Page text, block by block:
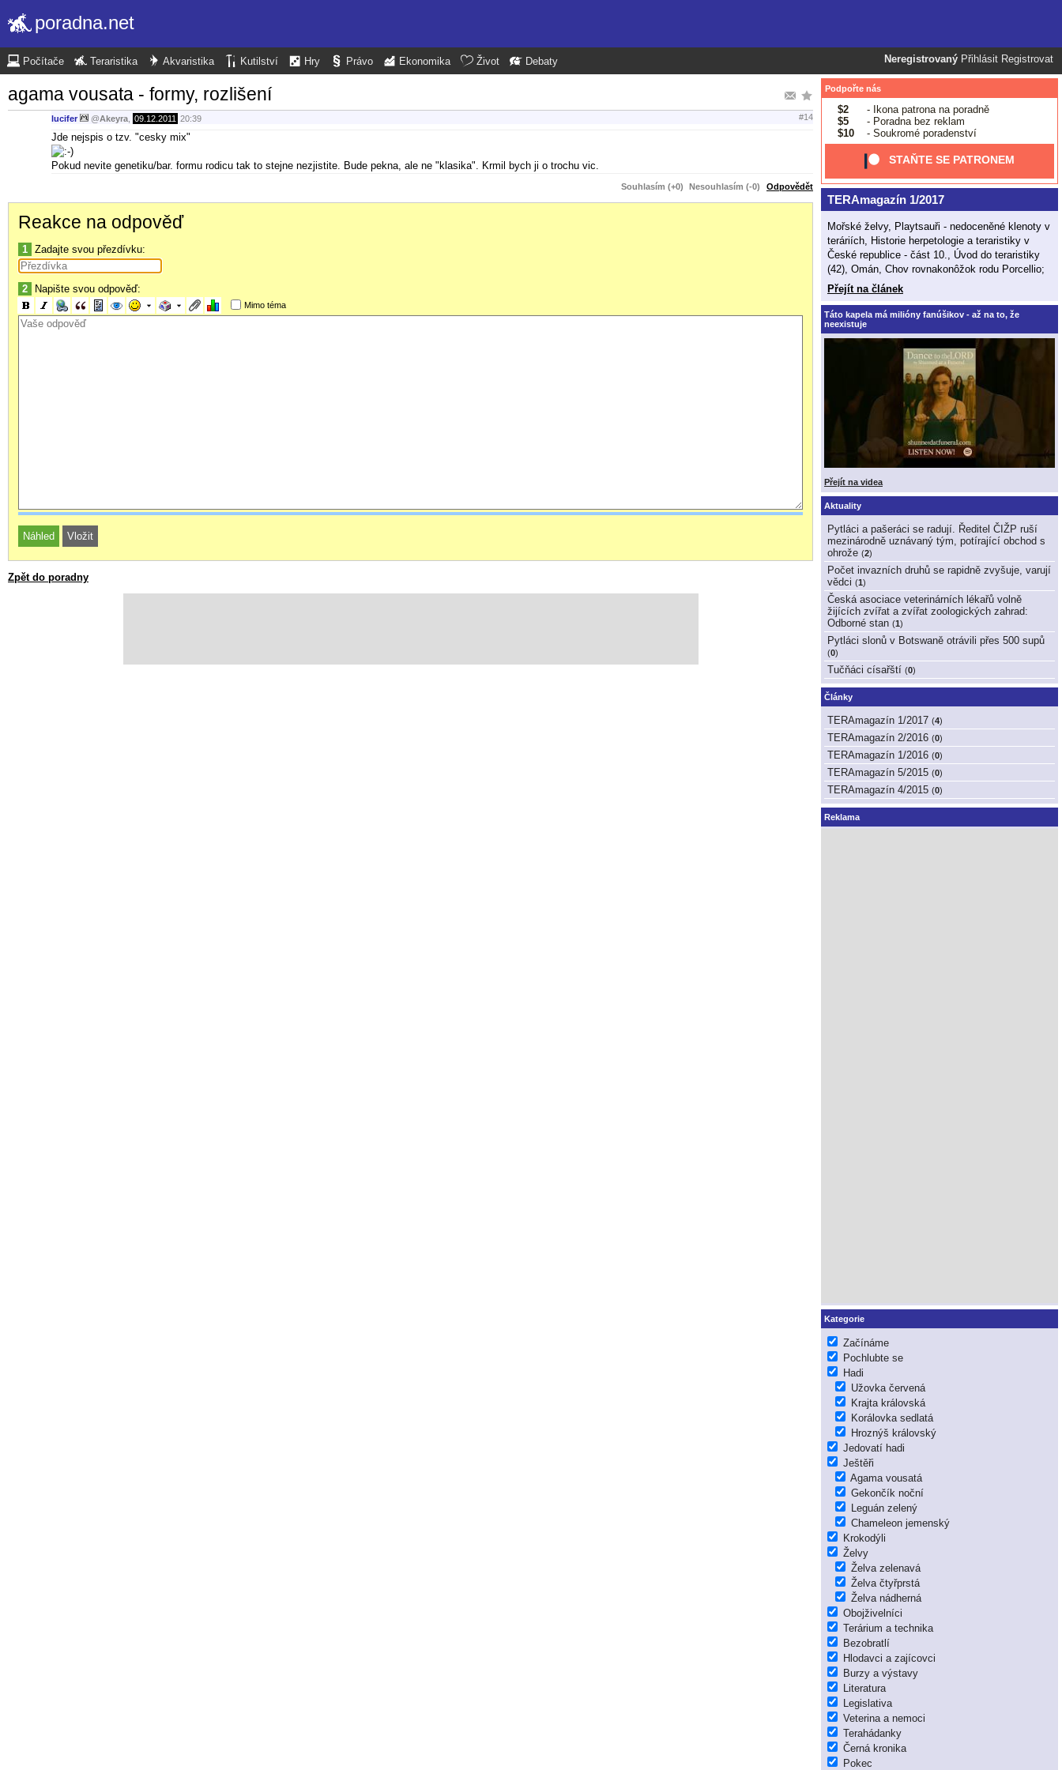
poradna.net
Neregistrovaný Přihlásit Registrovat
Počítače Teraristika Akvaristika Kutilství Hry Právo Ekonomika Život Debaty
agama vousata - formy, rozlišení
lucifer @Akeyra 09.12.2011 20:39 #14
Jde nejspis o tzv. "cesky mix"
Pokud nevite genetiku/bar. formu rodicu tak to stejne nezjistite. Bude pekna, ale ne "klasika". Krmil bych ji o trochu vic.
Souhlasím (+0) Nesouhlasím (-0) Odpovědět
Reakce na odpověď
1 Zadajte svou přezdívku:
2 Napište svou odpověď:
Mimo téma
Zpět do poradny
Podpořte nás
$2
- Ikona patrona na poradně
$5
- Poradna bez reklam
$10
- Soukromé poradenství
STAŇTE SE PATRONEM
TERAmagazín 1/2017
Mořské želvy, Playtsauři - nedoceněné klenoty v
teráriích, Historie herpetologie a teraristiky v
České republice - část 10., Úvod do teraristiky
(42), Omán, Chov rovnakonôžok rodu Porcellio;
Přejít na článek
Táto kapela má milióny fanúšikov - až na to, že
neexistuje
Přejít na videa
Aktuality
Pytláci a pašeráci se radují. Ředitel ČIŽP ruší
mezinárodně uznávaný tým, potírající obchod s
ohrože (2)
Počet invazních druhů se rapidně zvyšuje, varují
vědci (1)
Česká asociace veterinárních lékařů volně
žijících zvířat a zvířat zoologických zahrad:
Odborné stan (1)
Pytláci slonů v Botswaně otrávili přes 500 supů
(0)
Tučňáci císařští (0)
Články
TERAmagazín 1/2017 (4)
TERAmagazín 2/2016 (0)
TERAmagazín 1/2016 (0)
TERAmagazín 5/2015 (0)
TERAmagazín 4/2015 (0)
Reklama
Kategorie
Začínáme
Pochlubte se
Hadi
Užovka červená
Krajta královská
Korálovka sedlatá
Hroznýš královský
Jedovatí hadi
Ještěři
Agama vousatá
Gekončík noční
Leguán zelený
Chameleon jemenský
Krokodýli
Želvy
Želva zelenavá
Želva čtyřprstá
Želva nádherná
Obojživelníci
Terárium a technika
Bezobratlí
Hlodavci a zajícovci
Burzy a výstavy
Literatura
Legislativa
Veterina a nemoci
Terahádanky
Černá kronika
Pokec